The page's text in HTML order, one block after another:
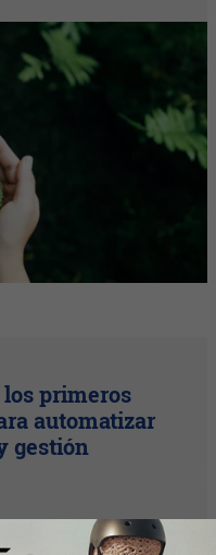
primeros
automatizar
gestión